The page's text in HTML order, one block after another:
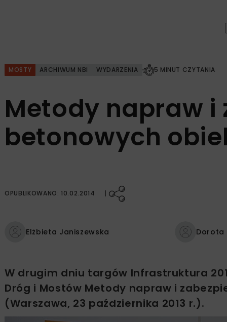
MOSTY ARCHIWUM NBI WYDARZENIA 5 MINUT CZYTANIA
Metody napraw i
betonowych
OPUBLIKOWANO: 10.02.2014
Elżbieta Janiszewska Dorota
W drugim dniu targów Infrastruktura
Dróg i Mostów Metody napraw i
(Warszawa, 23 października 2013 r.).